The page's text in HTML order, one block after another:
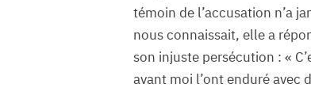
témoin de l’accusation n’a
nous connaissait, elle a
son injuste persécution : «
avant moi l’ont enduré avec